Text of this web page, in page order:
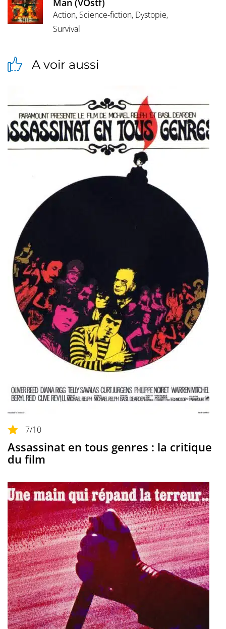
Action, Science-fiction, Dystopie,
Survival
A voir aussi
7/10
Assassinat en tous genres : la critique
du film